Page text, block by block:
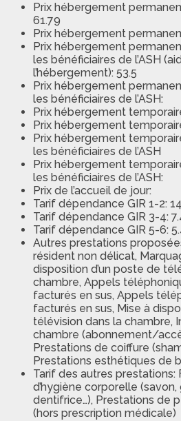
Prix hébergement
61.79
Prix hébergement
Prix hébergement
les bénéficiaires de l’ASH
l’hébergement): 53.5
Prix hébergement
les bénéficiaires de l’ASH:
Prix hébergement
Prix hébergement
Prix hébergement
les bénéficiaires de l’ASH
Prix hébergement
les bénéficiaires de l’ASH:
Prix de l’accueil de jour:
Tarif dépendance GIR 1-2:
Tarif dépendance GIR 3-4:
Tarif dépendance GIR 5-6:
Autres prestations
résident non délicat,
disposition d’un poste de
chambre, Appels
facturés en sus, Appels
facturés en sus, Mise à
télévision dans la chambre,
chambre (abonnement/
Prestations de coiffure
Prestations esthétiques de
Tarif des autres prestations:
d’hygiène corporelle
dentifrice…), Prestations de
(hors prescription médicale)